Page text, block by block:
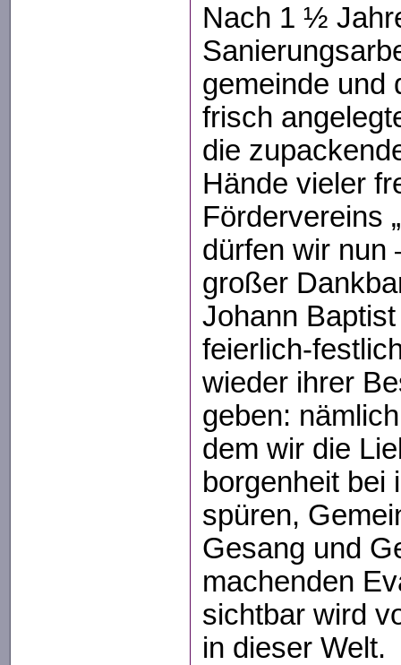
Nach 1 ½
gemeinde und
frisch
die
Hände vieler
Fördervereins
dürfen wir nun
großer
Johann
feierlich-
wieder ihrer
geben:
dem wir die
borgenheit bei
spüren,
Gesang und
machenden
sichtbar wird
in dieser Welt.